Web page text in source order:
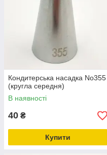
Кондитерська насадка No355
(кругла середня)
В наявності
40 ₴
Купити